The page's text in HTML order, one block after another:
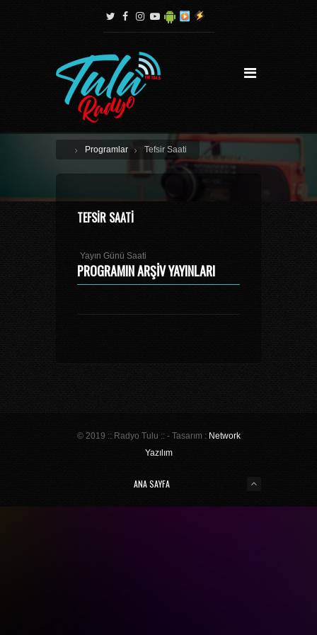
Programlar Tefsir Saati
TEFSIR SAATI
Yayın Günü Saati
PROGRAMIN ARŞIV YAYINLARI
© 2019 :: Radyo Tulu :: - Tasarım : Network
Yazılım
ANA SAYFA